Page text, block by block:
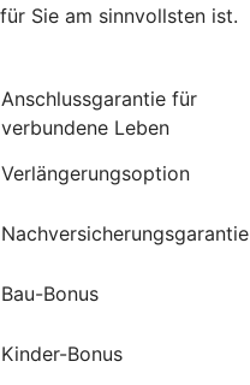
für Sie am sinnvollsten ist.
Anschlussgarantie für
verbundene Leben
Verlängerungsoption
Nachversicherungsgarantie
Bau-Bonus
Kinder-Bonus